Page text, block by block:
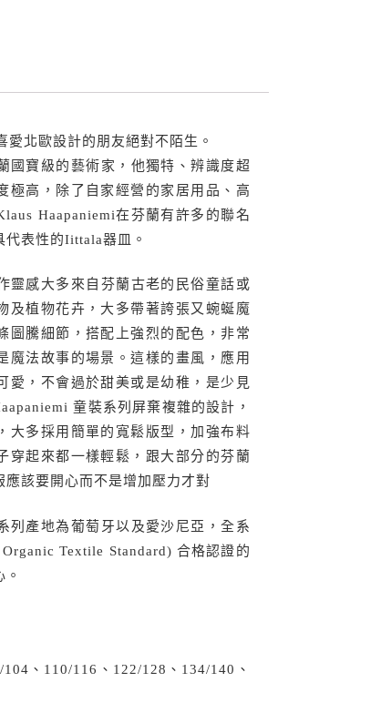
愛北歐設計的朋友絕對不陌生。
國寶級的藝術家，他獨特、辨識度超
極高，除了自家經營的家居用品、高
Haapaniemi在芬蘭有許多的聯名
代表性的Iittala器皿。
靈感大多來自芬蘭古老的民俗童話或
及植物花卉，大多帶著誇張又蜿蜒魔
圖騰細節，搭配上強烈的配色，非常
魔法故事的場景。這樣的畫風，應用
愛，不會過於甜美或是幼稚，是少見
童裝系列屏棄複雜的設計，
大多採用簡單的寬鬆版型，加強布料
穿起來都一樣輕鬆，跟大部分的芬蘭
應該要開心而不是增加壓力才對
列產地為葡萄牙以及愛沙尼亞，全系
Textile Standard) 合格認證的
、110/116、122/128、134/140、